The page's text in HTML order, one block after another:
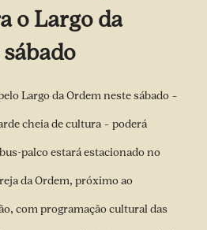
o Largo da
Largo da Ordem neste sábado –
cheia de cultura – poderá
palco estará estacionado no
da Ordem, próximo ao
com programação cultural das